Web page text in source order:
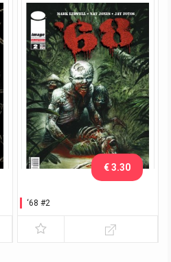
‘68 #2
€ 3.30